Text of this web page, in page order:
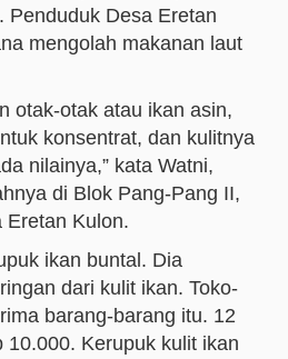
Penduduk Desa Eretan
mengolah makanan laut
otak-otak atau ikan asin,
konsentrat, dan kulitnya
nilainya,” kata Watni,
di Blok Pang-Pang II,
Eretan Kulon.
ikan buntal. Dia
dari kulit ikan. Toko-
barang-barang itu. 12
10.000. Kerupuk kulit ikan